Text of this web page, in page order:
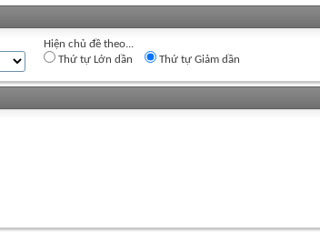
Hiện chủ đề theo...
Thứ tự Lớn dần
Thứ tự Giảm dần